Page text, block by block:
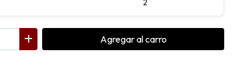
2
Agregaral carro